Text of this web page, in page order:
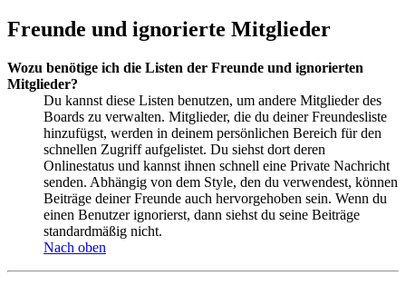
Freunde und ignorierte Mitglieder
Wozu benötige ich die Listen der Freunde und ignorierten
Mitglieder?
Du kannst diese Listen benutzen, um andere Mitglieder des
Boards zu verwalten. Mitglieder, die du deiner Freundesliste
hinzufügst, werden in deinem persönlichen Bereich für den
schnellen Zugriff aufgelistet. Du siehst dort deren
Onlinestatus und kannst ihnen schnell eine Private Nachricht
senden. Abhängig von dem Style, den du verwendest, können
Beiträge deiner Freunde auch hervorgehoben sein. Wenn du
einen Benutzer ignorierst, dann siehst du seine Beiträge
standardmäßig nicht.
Nach oben